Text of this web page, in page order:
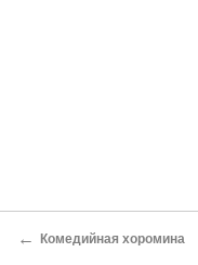
← Комедийная хоромина